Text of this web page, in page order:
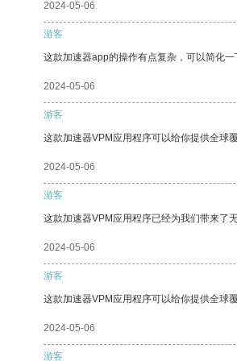
2024-05-06
游客
这款加速器app的操作有点复杂，可以简化
2024-05-06
游客
这款加速器VPM应用程序可以给你提供全球
2024-05-06
游客
这款加速器VPM应用程序已经为我们带来了
2024-05-06
游客
这款加速器VPM应用程序可以给你提供全球
2024-05-06
游客